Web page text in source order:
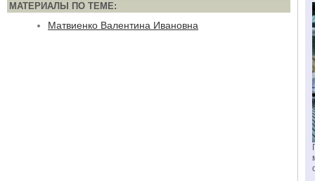
МАТЕРИАЛЫ ПО ТЕМЕ:
Матвиенко Валентина Ивановна